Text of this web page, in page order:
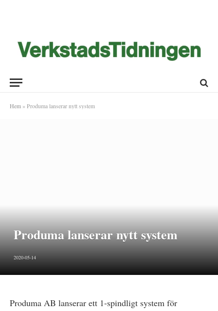
Hem » Produma lanserar nytt system
Produma lanserar nytt system
2020-05-14
Produma AB lanserar ett 1-spindligt system för